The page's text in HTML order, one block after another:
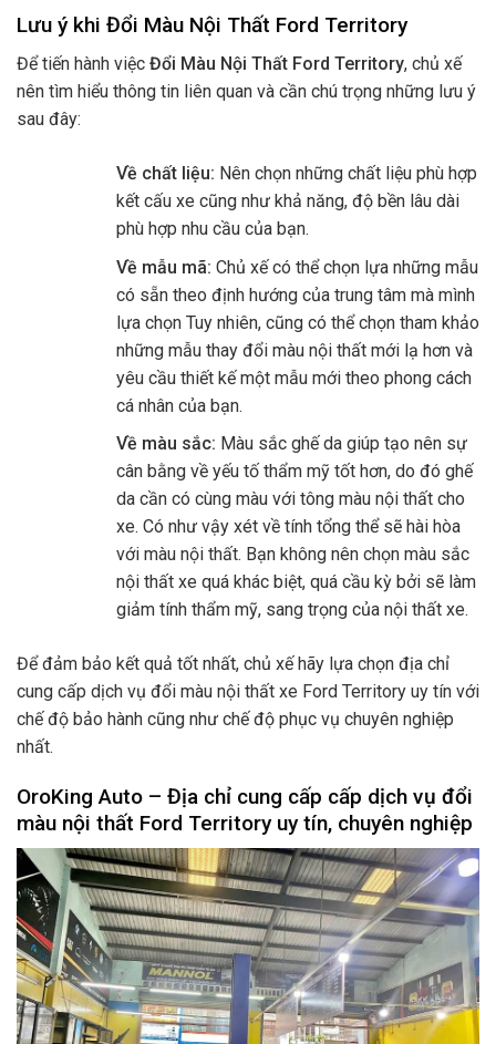
Lưu ý khi Đổi Màu Nội Thất Ford Territory
Để tiến hành việc Đổi Màu Nội Thất Ford Territory, chủ xế
nên tìm hiểu thông tin liên quan và cần chú trọng những lưu ý
sau đây:
Về chất liệu: Nên chọn những chất liệu phù hợp
kết cấu xe cũng như khả năng, độ bền lâu dài
phù hợp nhu cầu của bạn.
Về mẫu mã: Chủ xế có thể chọn lựa những mẫu
có sẵn theo định hướng của trung tâm mà mình
lựa chọn Tuy nhiên, cũng có thể chọn tham khảo
những mẫu thay đổi màu nội thất mới lạ hơn và
yêu cầu thiết kế một mẫu mới theo phong cách
cá nhân của bạn.
Về màu sắc: Màu sắc ghế da giúp tạo nên sự
cân bằng về yếu tố thẩm mỹ tốt hơn, do đó ghế
da cần có cùng màu với tông màu nội thất cho
xe. Có như vậy xét về tính tổng thể sẽ hài hòa
với màu nội thất. Bạn không nên chọn màu sắc
nội thất xe quá khác biệt, quá cầu kỳ bởi sẽ làm
giảm tính thẩm mỹ, sang trọng của nội thất xe.
Để đảm bảo kết quả tốt nhất, chủ xế hãy lựa chọn địa chỉ
cung cấp dịch vụ đổi màu nội thất xe Ford Territory uy tín với
chế độ bảo hành cũng như chế độ phục vụ chuyên nghiệp
nhất.
OroKing Auto – Địa chỉ cung cấp cấp dịch vụ đổi
màu nội thất Ford Territory uy tín, chuyên nghiệp